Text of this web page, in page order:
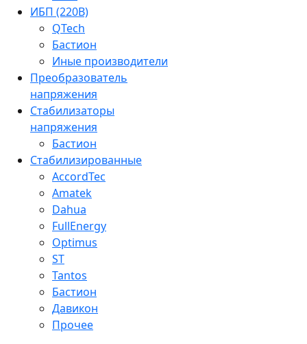
ИБП (220В)
QTech
Бастион
Иные производители
Преобразователь
напряжения
Стабилизаторы
напряжения
Бастион
Стабилизированные
AccordTec
Amatek
Dahua
FullEnergy
Optimus
ST
Tantos
Бастион
Давикон
Прочее